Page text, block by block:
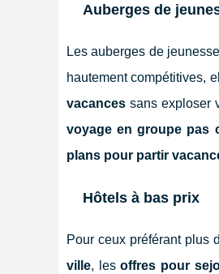
Auberges de
Les auberges de
hautement compétitives,
vacances sans exploser
voyage en groupe pas
plans pour partir
Hôtels à bas prix
Pour ceux préférant plus
ville, lesoffres pour